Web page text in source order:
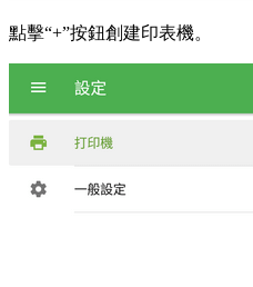
點擊“+”按鈕創建印表機。